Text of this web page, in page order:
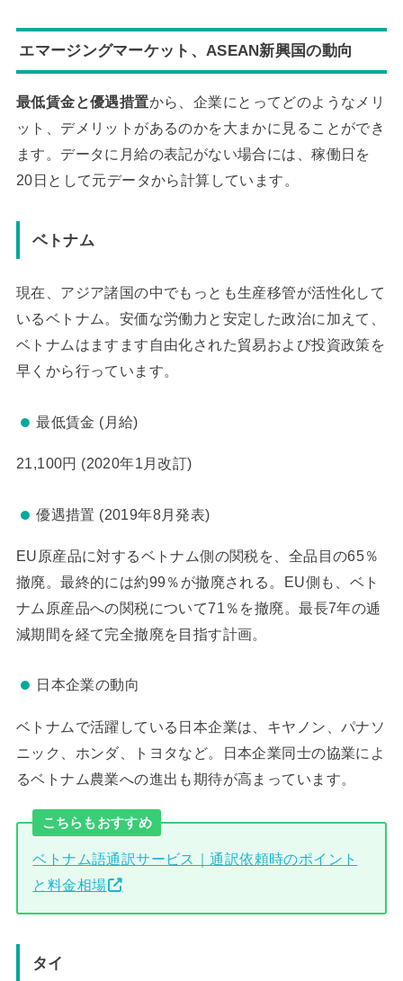
エマージングマーケット、ASEAN新興国の動向
最低賃金と優遇措置から、企業にとってどのようなメリ
ット、デメリットがあるのかを大まかに見ることができ
ます。データに月給の表記がない場合には、稼働日を
20日として元データから計算しています。
ベトナム
現在、アジア諸国の中でもっとも生産移管が活性化して
いるベトナム。安価な労働力と安定した政治に加えて、
ベトナムはますます自由化された貿易および投資政策を
早くから行っています。
最低賃金 (月給)
21,100円 (2020年1月改訂)
優遇措置 (2019年8月発表)
EU原産品に対するベトナム側の関税を、全品目の65％
撤廃。最終的には約99％が撤廃される。EU側も、ベト
ナム原産品への関税について71％を撤廃。最長7年の逓
減期間を経て完全撤廃を目指す計画。
日本企業の動向
ベトナムで活躍している日本企業は、キヤノン、パナソ
ニック、ホンダ、トヨタなど。日本企業同士の協業によ
るベトナム農業への進出も期待が高まっています。
こちらもおすすめ
ベトナム語通訳サービス｜通訳依頼時のポイント
と料金相場
タイ